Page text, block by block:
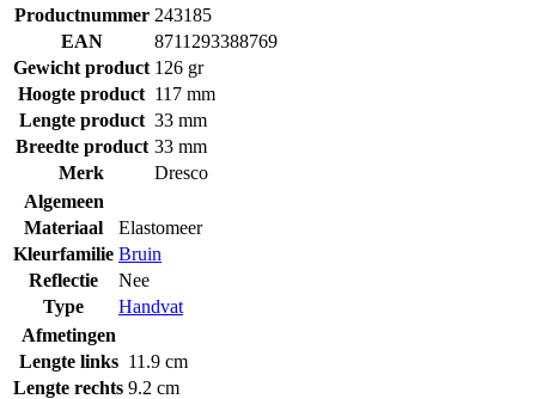
Productnummer 243185
EAN
8711293388769
Gewicht product 126 gr
Hoogte product 117 mm
Lengte product 33 mm
Breedte product 33 mm
Merk
Dresco
Algemeen
Materiaal
Elastomeer
Kleurfamilie Bruin
Reflectie
Nee
Type
Handvat
Afmetingen
Lengte links 11.9 cm
Lengte rechts 9.2 cm